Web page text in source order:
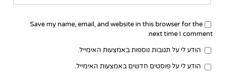
Save my name, email, and website in this browser for the
next time I comment.
הודע לי על תגובות נוספות באמצעות האימייל.
הודע לי על פוסטים חדשים באמצעות האימייל.